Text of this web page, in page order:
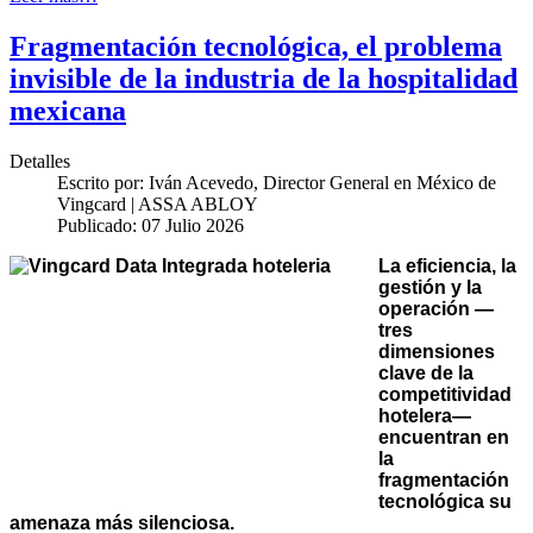
Fragmentación tecnológica, el problema
invisible de la industria de la hospitalidad
mexicana
Detalles
Escrito por: Iván Acevedo, Director General en México de
Vingcard | ASSA ABLOY
Publicado: 07 Julio 2026
La eficiencia, la
gestión y la
operación —
tres
dimensiones
clave de la
competitividad
hotelera—
encuentran en
la
fragmentación
tecnológica su
amenaza más silenciosa.